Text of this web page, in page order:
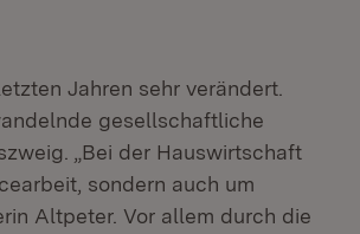
Jahren sehr verändert.
gesellschaftliche
„Bei der Hauswirtschaft
sondern auch um
Altpeter. Vor allem durch die